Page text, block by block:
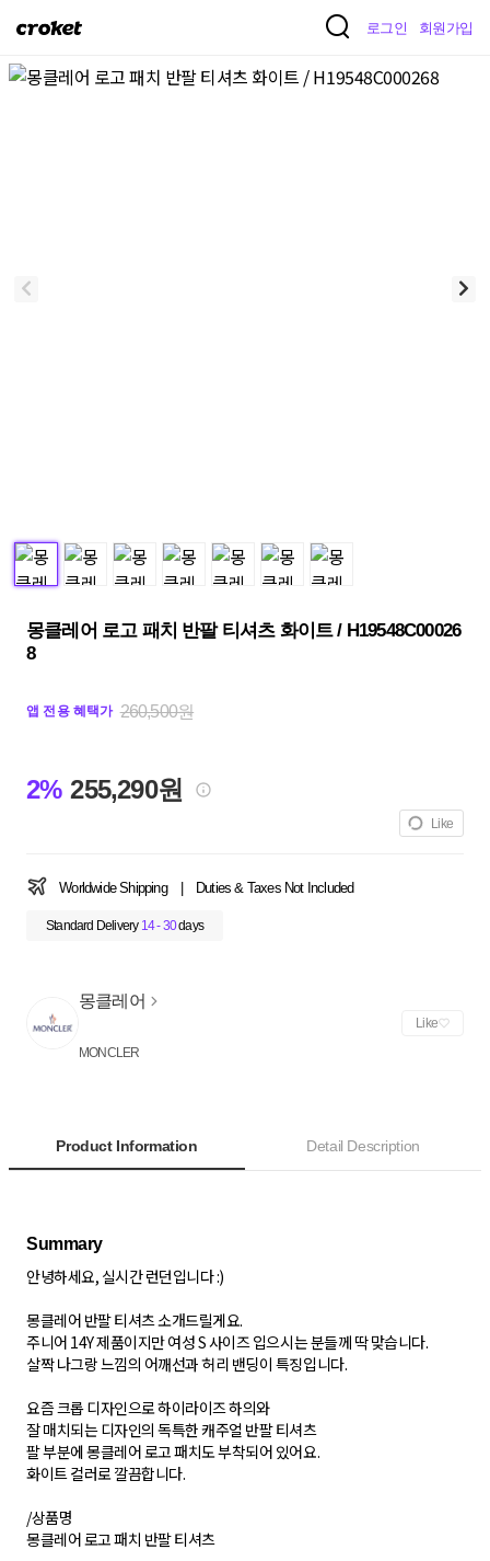
크
켓
로그인 회원가입
몽클레어 로고 패치 반팔 티셔츠 화이트 / H19548C00026
8
앱 전용 혜택가 260,500원
2% 255,290원
Like
Worldwide Shipping Duties & Taxes Not Included
Standard Delivery 14 - 30days
몽클레어
MONCLER
Like
Product Information Detail Description
Summary
안녕하세요, 실시간 런던입니다 :)
몽클레어 반팔 티셔츠 소개드릴게요.
주니어 14Y 제품이지만 여성 S 사이즈 입으시는 분들께 딱 맞습니다.
살짝 나그랑 느낌의 어깨선과 허리 밴딩이 특징입니다.
요즘 크롭 디자인으로 하이라이즈 하의와
잘 매치되는 디자인의 독특한 캐주얼 반팔 티셔츠
팔 부분에 몽클레어 로고 패치도 부착되어 있어요.
화이트 컬러로 깔끔합니다.
/상품명
몽클레어 로고 패치 반팔 티셔츠